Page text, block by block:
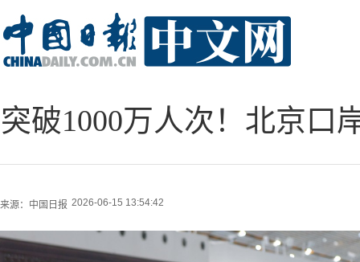
突破1000万人次！北京口
来源： 中国日报 2026-06-15 13:54:42